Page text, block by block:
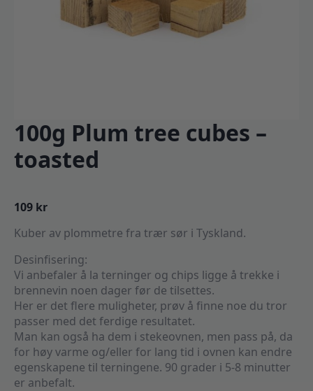
100g Plum tree cubes –
toasted
109 kr
Kuber av plommetre fra trær sør i Tyskland.
Desinfisering:
Vi anbefaler å la terninger og chips ligge å trekke i
brennevin noen dager før de tilsettes.
Her er det flere muligheter, prøv å finne noe du tror
passer med det ferdige resultatet.
Man kan også ha dem i stekeovnen, men pass på, da
for høy varme og/eller for lang tid i ovnen kan endre
egenskapene til terningene. 90 grader i 5-8 minutter
er anbefalt.